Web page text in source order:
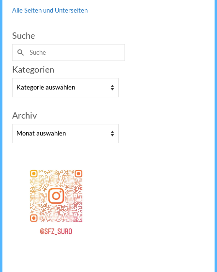
Alle Seiten und Unterseiten
Suche
Suche
nach:
Kategorien
Kategorien
Archiv
Archiv